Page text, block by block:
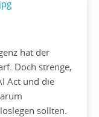
hat der
Doch strenge,
Act und die
sollten.